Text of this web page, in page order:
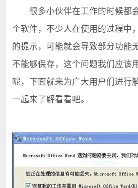
很多小伙伴在工作的时候都
个软件，不少人在使用的过程中
的提示，可能就会导致部分功能
不能够保存，这个问题我们应该
呢，下面就来为广大用户们进行
一起来了解看看吧。